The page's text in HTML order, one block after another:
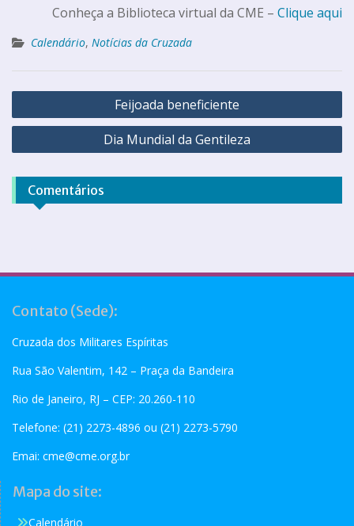
Conheça a Biblioteca virtual da CME – Clique aqui
Calendário, Notícias da Cruzada
Feijoada beneficiente
Dia Mundial da Gentileza
Comentários
Contato (Sede):
Cruzada dos Militares Espíritas
Rua São Valentim, 142 – Praça da Bandeira
Rio de Janeiro, RJ – CEP: 20.260-110
Telefone: (21) 2273-4896 ou (21) 2273-5790
Emai: cme@cme.org.br
Mapa do site:
Calendário